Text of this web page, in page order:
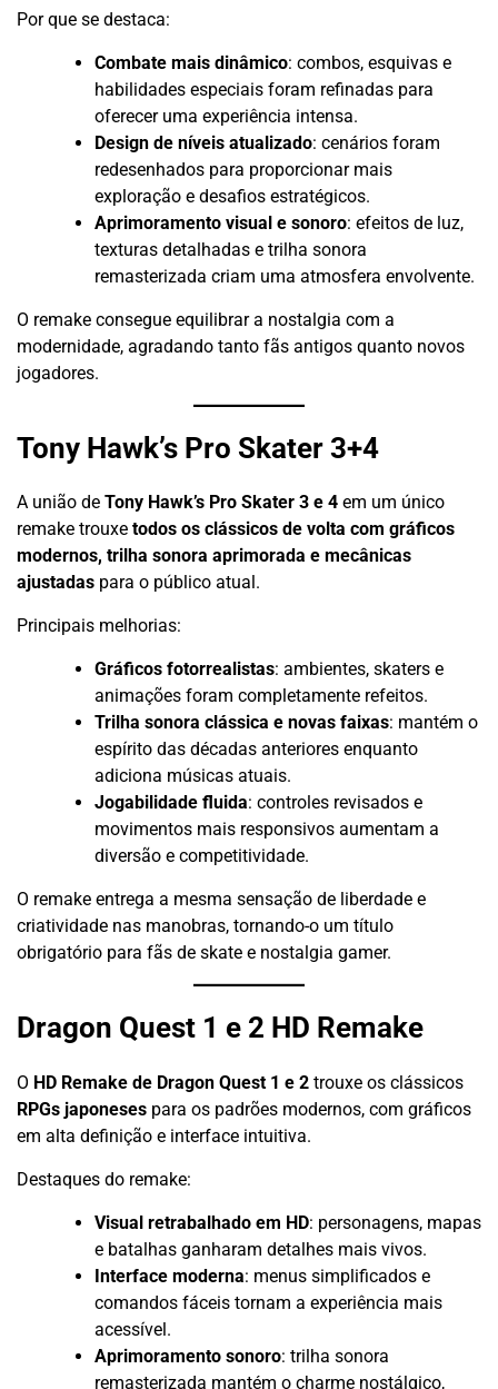
Por que se destaca:
Combate mais dinâmico: combos, esquivas e
habilidades especiais foram refinadas para
oferecer uma experiência intensa.
Design de níveis atualizado: cenários foram
redesenhados para proporcionar mais
exploração e desafios estratégicos.
Aprimoramento visual e sonoro: efeitos de luz,
texturas detalhadas e trilha sonora
remasterizada criam uma atmosfera envolvente.
O remake consegue equilibrar a nostalgia com a
modernidade, agradando tanto fãs antigos quanto novos
jogadores.
Tony Hawk’s Pro Skater 3+4
A união de Tony Hawk’s Pro Skater 3 e 4 em um único
remake trouxe todos os clássicos de volta com gráficos
modernos, trilha sonora aprimorada e mecânicas
ajustadas para o público atual.
Principais melhorias:
Gráficos fotorrealistas: ambientes, skaters e
animações foram completamente refeitos.
Trilha sonora clássica e novas faixas: mantém o
espírito das décadas anteriores enquanto
adiciona músicas atuais.
Jogabilidade fluida: controles revisados e
movimentos mais responsivos aumentam a
diversão e competitividade.
O remake entrega a mesma sensação de liberdade e
criatividade nas manobras, tornando-o um título
obrigatório para fãs de skate e nostalgia gamer.
Dragon Quest 1 e 2 HD Remake
O HD Remake de Dragon Quest 1 e 2 trouxe os clássicos
RPGs japoneses para os padrões modernos, com gráficos
em alta definição e interface intuitiva.
Destaques do remake:
Visual retrabalhado em HD: personagens, mapas
e batalhas ganharam detalhes mais vivos.
Interface moderna: menus simplificados e
comandos fáceis tornam a experiência mais
acessível.
Aprimoramento sonoro: trilha sonora
remasterizada mantém o charme nostálgico,